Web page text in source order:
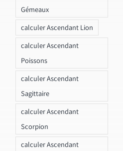
Gémeaux
calculer Ascendant Lion
calculer Ascendant
Poissons
calculer Ascendant
Sagittaire
calculer Ascendant
Scorpion
calculer Ascendant